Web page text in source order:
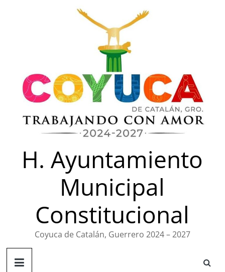
H. Ayuntamiento
Municipal
Constitucional
Coyuca de Catalán, Guerrero 2024 – 2027